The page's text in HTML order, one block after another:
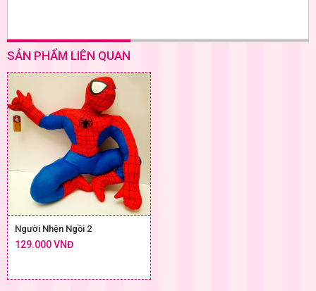
SẢN PHẨM LIÊN QUAN
Người Nhện Ngồi 2
129.000 VNĐ